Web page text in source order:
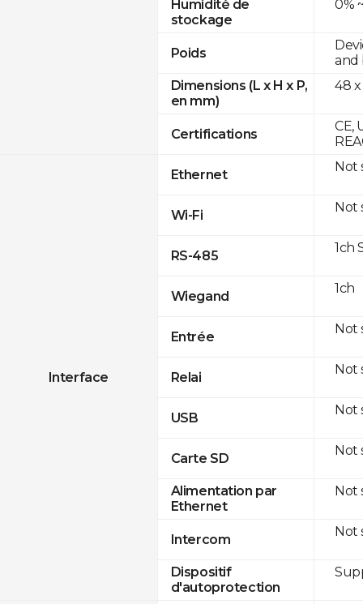
Humidité de
stockage
Poids
Dimensions (L x H x P,
en mm)
Certifications
Interface
Ethernet
Wi-Fi
RS-485
Wiegand
Entrée
Relai
USB
Carte SD
Alimentation par
Ethernet
Intercom
Dispositif
d'autoprotection
0%
and
48 x
CE,
Not
Not
1ch
1ch
Not
Not
Not
Not
Not
Not